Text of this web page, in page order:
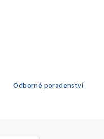
Odborné poradenství